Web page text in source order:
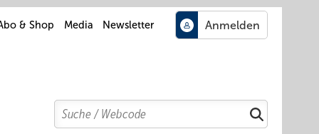
& Shop Media Newsletter
Search
Suchen